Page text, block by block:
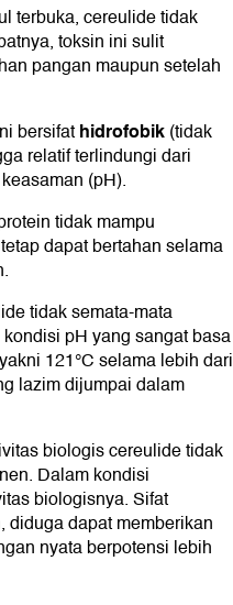
terbuka, cereulide tidak
toksin ini sulit
pangan maupun setelah
bersifathidrofobik(tidak
relatif terlindungi dari
(pH).
tidak mampu
dapat bertahan selama
tidak semata-mata
pH yang sangat basa
121°C selama lebih dari
lazim dijumpai dalam
biologis cereulide tidak
Dalam kondisi
biologisnya. Sifat
diduga dapat memberikan
nyata berpotensi lebih